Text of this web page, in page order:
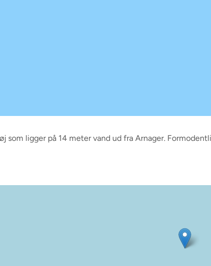
som ligger på 14 meter vand ud fra Arnager.